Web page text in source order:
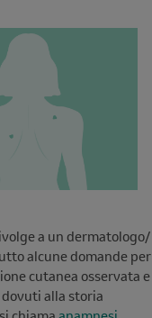
a un dermatologo/
alcune domande per
cutanea osservata e
alla storia